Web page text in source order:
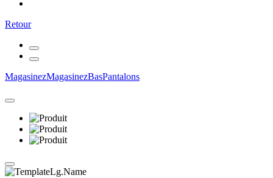
Retour
MagasinezMagasinezBasPantalons